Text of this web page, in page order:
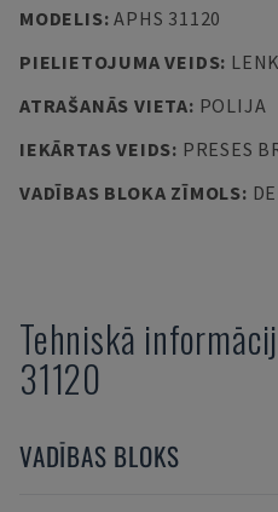
MODELIS:APHS 31120
PIELIETOJUMA VEIDS:
ATRAŠANĀS VIETA: POLIJA
IEKĀRTAS VEIDS: PRESES
VADĪBAS BLOKA ZĪMOLS:
Tehniskā
31120
VADĪBAS BLOKS